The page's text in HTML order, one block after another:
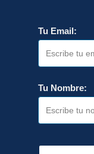
Tu Email:
Tu Nombre: